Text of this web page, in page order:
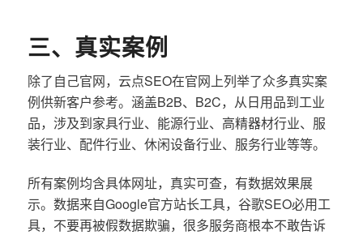
三、真实案例
除了自己官网，云点SEO在官网上列举了众多真实案
例供新客户参考。涵盖B2B、B2C，从日用品到工业
品，涉及到家具行业、能源行业、高精器材行业、服
装行业、配件行业、休闲设备行业、服务行业等等。
所有案例均含具体网址，真实可查，有数据效果展
示。数据来自Google官方站长工具，谷歌SEO必用工
具，不要再被假数据欺骗，很多服务商根本不敢告诉